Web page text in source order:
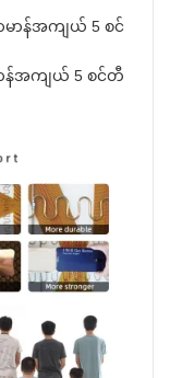
မာန်အကျယ် 5 စင်
န်အကျယ် 5 စင်တီ